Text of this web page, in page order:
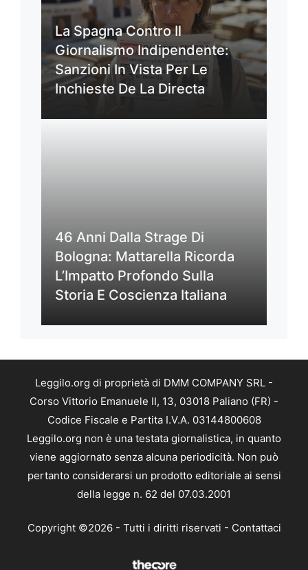
La Spagna Contro Il
Giornalismo Indipendente:
Sanzioni In Vista Per Le
Inchieste De La Directa
46 Anni Dalla Strage Di
Bologna: Mattarella Ricorda
L’Impatto Profondo Sulla
Storia E Coscienza Italiana
Leggilo.org di proprietà di DMM COMPANY SRL -
Corso Vittorio Emanuele II, 13, 03018 Paliano (FR) -
Codice Fiscale e Partita I.V.A. 03144800608
Leggilo.org non è una testata giornalistica, in quanto
viene aggiornato senza alcuna periodicità. Non può
pertanto considerarsi un prodotto editoriale ai sensi
della legge n. 62 del 07.03.2001
Copyright ©2026 - Tutti i diritti riservati - Contattaci